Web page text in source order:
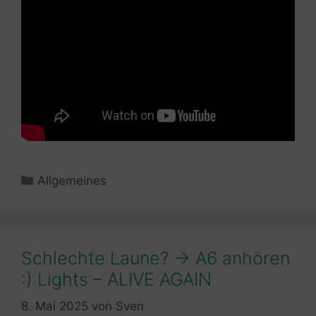
Kategorien
Allgemeines
Schlechte Laune? -> A6 anhören
:) Lights – ALIVE AGAIN
8. Mai 2025 von Sven